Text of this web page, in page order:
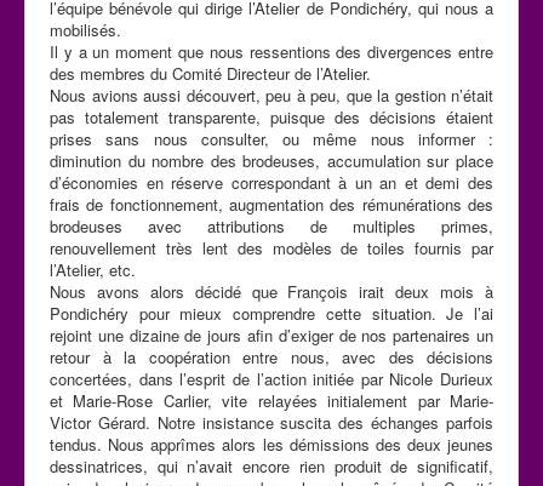
l’équipe bénévole qui dirige l’Atelier de Pondichéry, qui nous a
mobilisés.
Il y a un moment que nous ressentions des divergences entre
des membres du Comité Directeur de l’Atelier.
Nous avions aussi découvert, peu à peu, que la gestion n’était
pas totalement transparente, puisque des décisions étaient
prises sans nous consulter, ou même nous informer :
diminution du nombre des brodeuses, accumulation sur place
d’économies en réserve correspondant à un an et demi des
frais de fonctionnement, augmentation des rémunérations des
brodeuses avec attributions de multiples primes,
renouvellement très lent des modèles de toiles fournis par
l’Atelier, etc.
Nous avons alors décidé que François irait deux mois à
Pondichéry pour mieux comprendre cette situation. Je l’ai
rejoint une dizaine de jours afin d’exiger de nos partenaires un
retour à la coopération entre nous, avec des décisions
concertées, dans l’esprit de l’action initiée par Nicole Durieux
et Marie-Rose Carlier, vite relayées initialement par Marie-
Victor Gérard. Notre insistance suscita des échanges parfois
tendus. Nous apprîmes alors les démissions des deux jeunes
dessinatrices, qui n’avait encore rien produit de significatif,